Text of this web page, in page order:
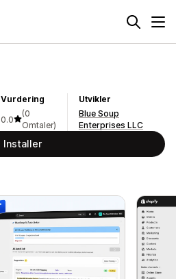
Vurdering
0.0
(0
Omtaler)
Utvikler
Blue Soup
Enterprises LLC
Installer